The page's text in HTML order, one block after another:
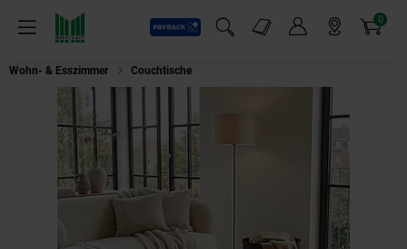
Menü
Payback
Suchfeld einblenden
Markt-Angebote 0
Artikel
Wohn- & Esszimmer Couchtische